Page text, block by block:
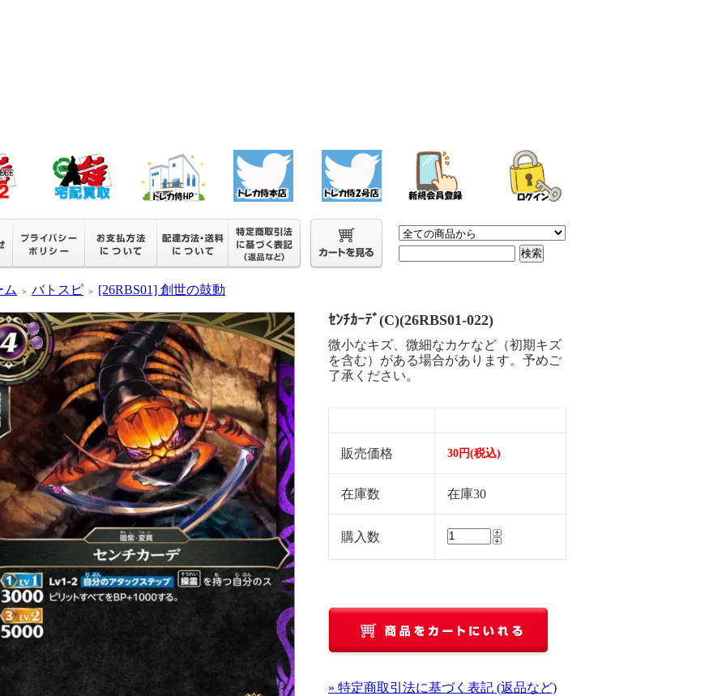
ム ＞ バトスピ ＞ [26RBS01] 創世の鼓動
ｾﾝﾁｶｰﾃﾞ(C)(26RBS01-022)
微小なキズ、微細なカケなど（初期キズ
を含む）がある場合があります。予めご
了承ください。
販売価格 30円(税込)
在庫数 在庫30
購入数
» 特定商取引法に基づく表記 (返品など)